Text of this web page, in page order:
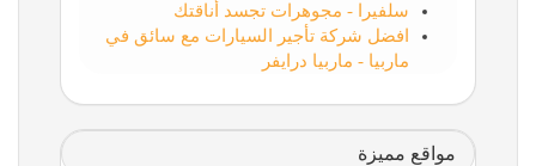
سلفيرا - مجوهرات تجسد أناقتك
افضل شركة تأجير السيارات مع سائق في
ماربيا - ماربيا درايفر
مواقع مميزة